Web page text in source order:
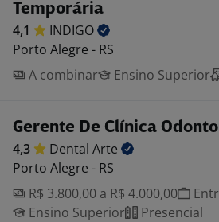
Temporária
4,1
INDIGO
Porto Alegre - RS
A combinar
Ensino Superior
Gerente De Clínica
4,3 Dental Arte
Porto Alegre - RS
R$ 3.800,00 a R$ 4.000,00
Ensino Superior
Presencial